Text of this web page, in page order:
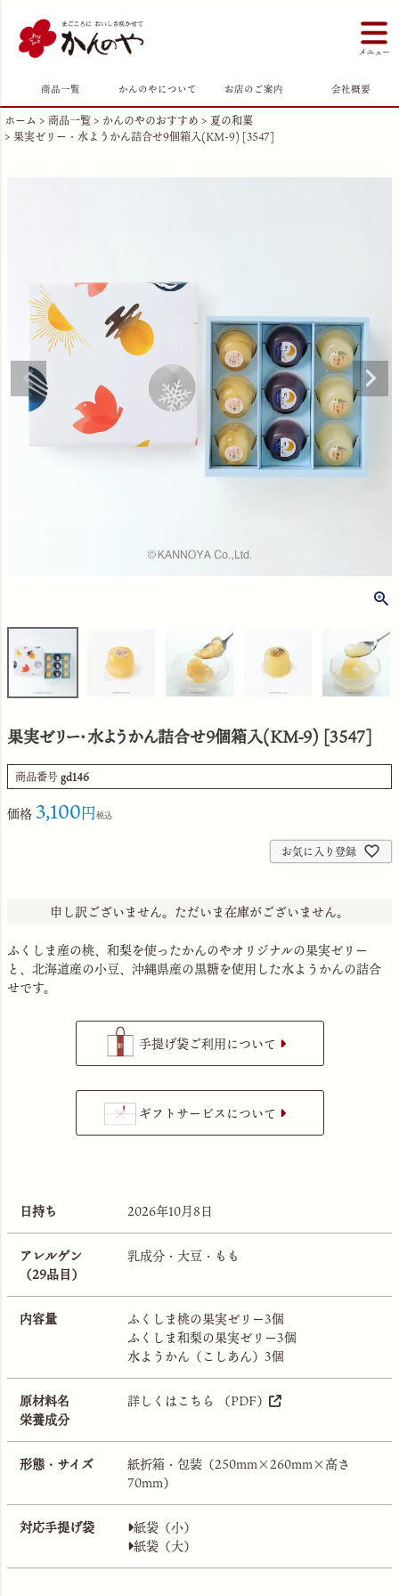
商品一覧 かんのやについて お店のご案内 会社概要
ホーム 商品一覧 かんのやのおすすめ
夏の和菓
果実ゼリー・水ようかん詰合せ9個箱入(KM-9) [3547]
果実ゼリー・水ようかん詰合せ9個箱入(KM-9) [3547]
商品番号 gd146
価格 3,100 税込
お気に入り登録
申し訳ございません。ただいま在庫がございません。
ふくしま産の桃、和梨を使ったかんのやオリジナルの果実ゼリー
と、北海道産の小豆、沖縄県産の黒糖を使用した水ようかんの詰合
せです。
手提げ袋ご利用について
ギフトサービスについて
日持ち 2026年10月8日
アレルゲン
（29品目）
乳成分・大豆・もも
内容量
ふくしま桃の果実ゼリー3個
ふくしま和梨の果実ゼリー3個
水ようかん（こしあん）3個
原材料名
栄養成分
詳しくはこちら （PDF）
形態・サイズ
紙折箱・包装（250mm×260mm×高さ
70mm）
対応手提げ袋
紙袋（小）
紙袋（大）